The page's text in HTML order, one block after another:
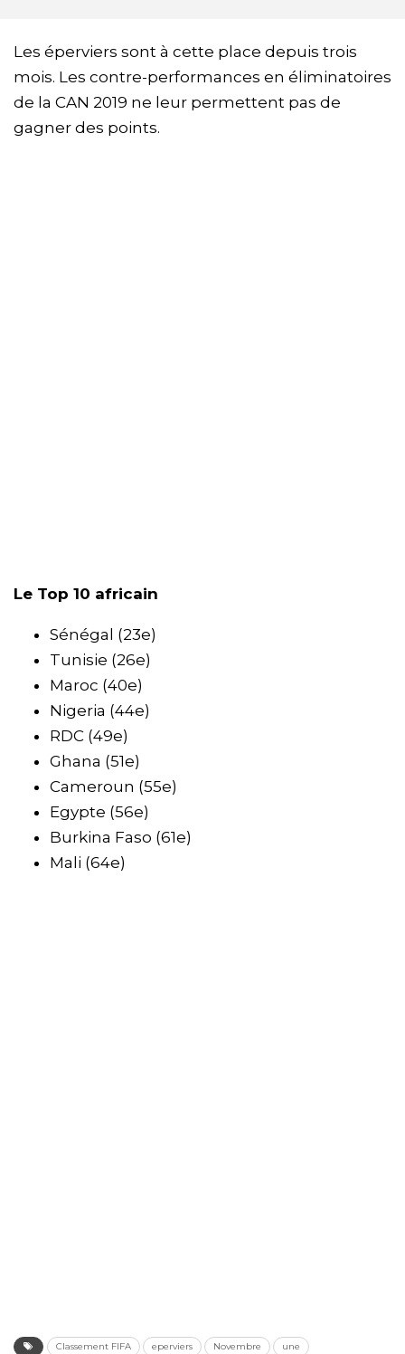
Les éperviers sont à cette place depuis trois
mois. Les contre-performances en éliminatoires
de la CAN 2019 ne leur permettent pas de
gagner des points.
Le Top 10 africain
Sénégal (23e)
Tunisie (26e)
Maroc (40e)
Nigeria (44e)
RDC (49e)
Ghana (51e)
Cameroun (55e)
Egypte (56e)
Burkina Faso (61e)
Mali (64e)
Classement FIFA eperviers Novembre une